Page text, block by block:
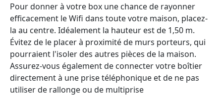
Pour donner à votre box une chance de rayonner
efficacement le Wifi dans toute votre maison, placez-
la au centre. Idéalement la hauteur est de 1,50 m.
Évitez de le placer à proximité de murs porteurs, qui
pourraient l'isoler des autres pièces de la maison.
Assurez-vous également de connecter votre boîtier
directement à une prise téléphonique et de ne pas
utiliser de rallonge ou de multiprise